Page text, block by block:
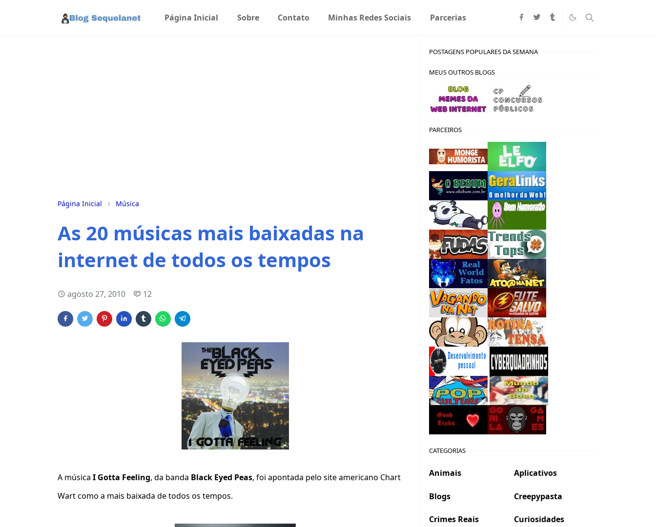
Página Inicial Sobre Contato Minhas Redes Sociais Parcerias
Página Inicial Música
As 20 músicas mais baixadas na
internet de todos os tempos
agosto 27, 2010 12
A música I Gotta Feeling, da banda Black Eyed Peas, foi apontada pelo site americano Chart
Wart como a mais baixada de todos os tempos.
POSTAGENS POPULARES DA SEMANA
MEUS OUTROS BLOGS
PARCEIROS
CATEGORIAS
Animais Aplicativos
Blogs Creepypasta
Crimes Reais Curiosidades